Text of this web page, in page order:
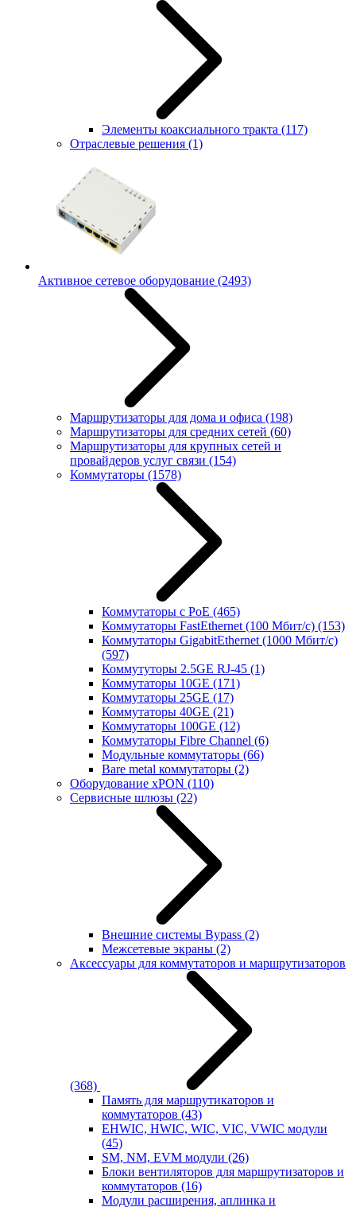
Элементы коаксиального тракта (117)
Отраслевые решения (1)
Активное сетевое оборудование (2493)
Маршрутизаторы для дома и офиса (198)
Маршрутизаторы для средних сетей (60)
Маршрутизаторы для крупных сетей и
провайдеров услуг связи (154)
Коммутаторы (1578)
Коммутаторы с PoE (465)
Коммутаторы FastEthernet (100 Мбит/с) (153)
Коммутаторы GigabitEthernet (1000 Мбит/с)
(597)
Коммутуторы 2.5GE RJ-45 (1)
Коммутаторы 10GE (171)
Коммутаторы 25GE (17)
Коммутаторы 40GE (21)
Коммутаторы 100GE (12)
Коммутаторы Fibre Channel (6)
Модульные коммутаторы (66)
Bare metal коммутаторы (2)
Оборудование xPON (110)
Сервисные шлюзы (22)
Внешние системы Bypass (2)
Межсетевые экраны (2)
Аксессуары для коммутаторов и маршрутизаторов
(368)
Память для маршрутикаторов и
коммутаторов (43)
EHWIC, HWIC, WIC, VIC, VWIC модули
(45)
SM, NM, EVM модули (26)
Блоки вентиляторов для маршрутизаторов и
коммутаторов (16)
Модули расширения, аплинка и